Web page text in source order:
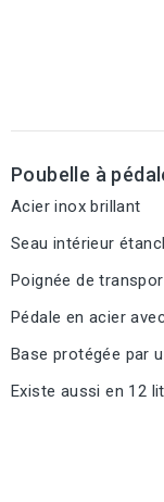
Poubelle à
Acier inox brillant
Seau intérieur
Poignée de
Pédale en acier
Base protégée par
Existe aussi en 12